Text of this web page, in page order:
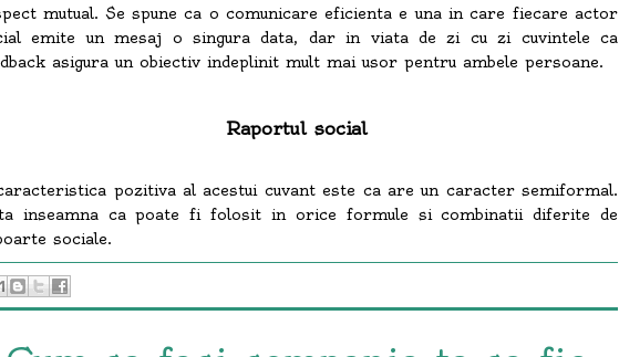
mutual. Se spune ca o comunicare eficienta e una in care fiecare actor
emite un mesaj o singura data, dar in viata de zi cu zi cuvintele ca
asigura un obiectiv indeplinit mult mai usor pentru ambele persoane.
Raportul social
pozitiva al acestui cuvant este ca are un caracter semiformal.
inseamna ca poate fi folosit in orice formule si combinatii diferite de
sociale.